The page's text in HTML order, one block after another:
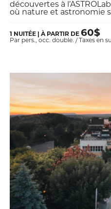
découvertes à
où nature et astronomie
1 NUITÉE | À PARTIR DE60$
Par pers., occ. double. / Taxes en